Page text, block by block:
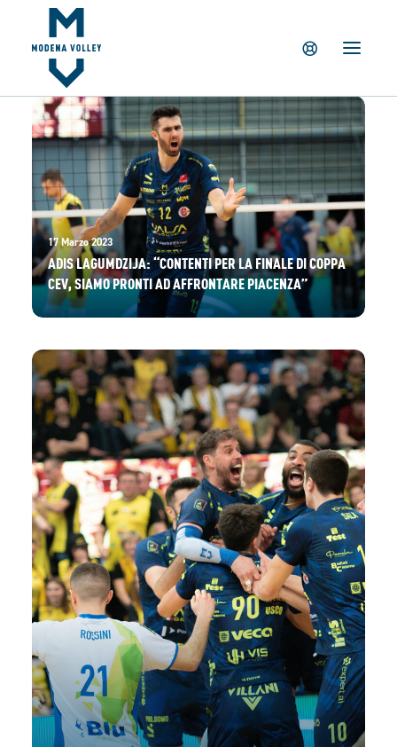
IL CLUB
NEWS
TICKETING
SUMMER CAMP
MV PARTNERS
PALAPANINI
GIOVANILI
ACADEMY
STORE
17 Marzo 2023
ADIS LAGUMDZIJA: “CONTENTI PER LA FINALE DI COPPA
CEV, SIAMO PRONTI AD AFFRONTARE PIACENZA”